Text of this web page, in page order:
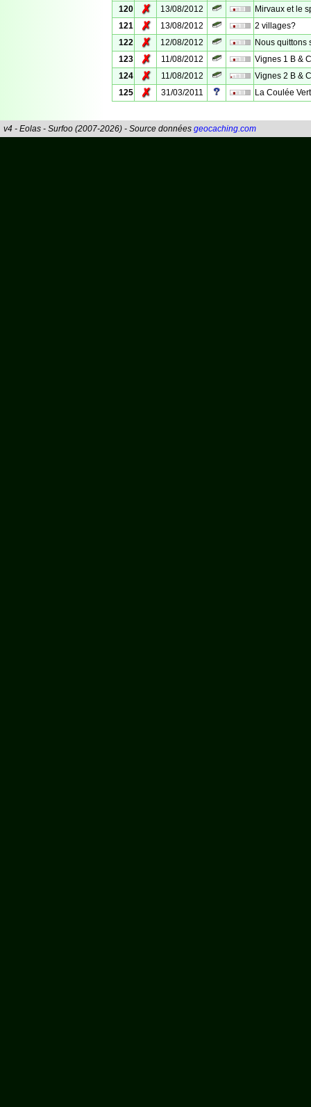
120
✗ 13/08/2012
Mirvaux et le
121
✗ 13/08/2012
2 villages?
122
✗ 12/08/2012
Nous quittons
123
✗ 11/08/2012
Vignes 1 B &
124
✗ 11/08/2012
Vignes 2 B & C
125
✗ 31/03/2011 La Coulée
v4 - Eolas - Surfoo (2007-2026) - Source données geocaching.com